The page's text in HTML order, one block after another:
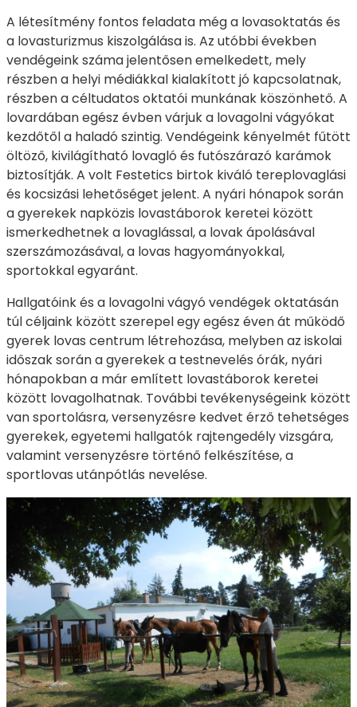
A létesítmény fontos feladata még a lovasoktatás és
a lovasturizmus kiszolgálása is. Az utóbbi években
vendégeink száma jelentősen emelkedett, mely
részben a helyi médiákkal kialakított jó kapcsolatnak,
részben a céltudatos oktatói munkának köszönhető. A
lovardában egész évben várjuk a lovagolni vágyókat
kezdőtől a haladó szintig. Vendégeink kényelmét fűtött
öltöző, kivilágítható lovagló és futószárazó karámok
biztosítják. A volt Festetics birtok kiváló tereplovaglási
és kocsizási lehetőséget jelent. A nyári hónapok során
a gyerekek napközis lovastáborok keretei között
ismerkedhetnek a lovaglással, a lovak ápolásával
szerszámozásával, a lovas hagyományokkal,
sportokkal egyaránt.
Hallgatóink és a lovagolni vágyó vendégek oktatásán
túl céljaink között szerepel egy egész éven át működő
gyerek lovas centrum létrehozása, melyben az iskolai
időszak során a gyerekek a testnevelés órák, nyári
hónapokban a már említett lovastáborok keretei
között lovagolhatnak. További tevékenységeink között
van sportolásra, versenyzésre kedvet érző tehetséges
gyerekek, egyetemi hallgatók rajtengedély vizsgára,
valamint versenyzésre történő felkészítése, a
sportlovas utánpótlás nevelése.